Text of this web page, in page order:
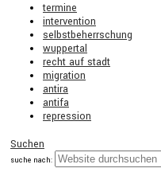
termine
intervention
selbstbeherrschung
wuppertal
recht auf stadt
migration
antira
antifa
repression
Suchen
suche nach: